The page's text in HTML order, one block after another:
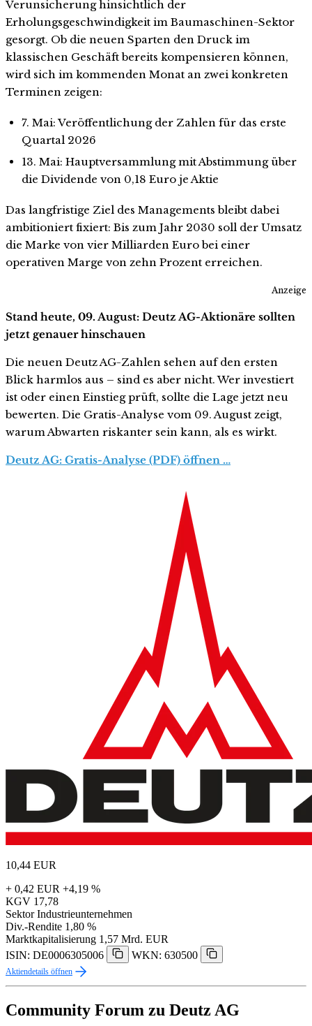
Verunsicherung hinsichtlich der
Erholungsgeschwindigkeit im Baumaschinen-Sektor
gesorgt. Ob die neuen Sparten den Druck im
klassischen Geschäft bereits kompensieren können,
wird sich im kommenden Monat an zwei konkreten
Terminen zeigen:
7. Mai: Veröffentlichung der Zahlen für das erste
Quartal 2026
13. Mai: Hauptversammlung mit Abstimmung über
die Dividende von 0,18 Euro je Aktie
Das langfristige Ziel des Managements bleibt dabei
ambitioniert fixiert: Bis zum Jahr 2030 soll der Umsatz
die Marke von vier Milliarden Euro bei einer
operativen Marge von zehn Prozent erreichen.
Anzeige
Stand heute, 09. August: Deutz AG-Aktionäre sollten
jetzt genauer hinschauen
Die neuen Deutz AG-Zahlen sehen auf den ersten
Blick harmlos aus – sind es aber nicht. Wer investiert
ist oder einen Einstieg prüft, sollte die Lage jetzt neu
bewerten. Die Gratis-Analyse vom 09. August zeigt,
warum Abwarten riskanter sein kann, als es wirkt.
Deutz AG: Gratis-Analyse (PDF) öffnen …
10,44 EUR
+ 0,42 EUR +4,19 %
KGV 17,78
Sektor Industrieunternehmen
Div.-Rendite 1,80 %
Marktkapitalisierung 1,57 Mrd. EUR
ISIN: DE0006305006
WKN: 630500
Aktiendetails öffnen
Community Forum zu Deutz AG